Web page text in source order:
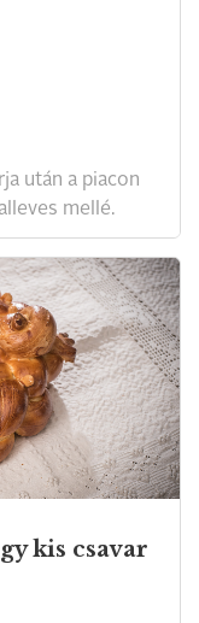
után a piacon
mellé.
kis csavar